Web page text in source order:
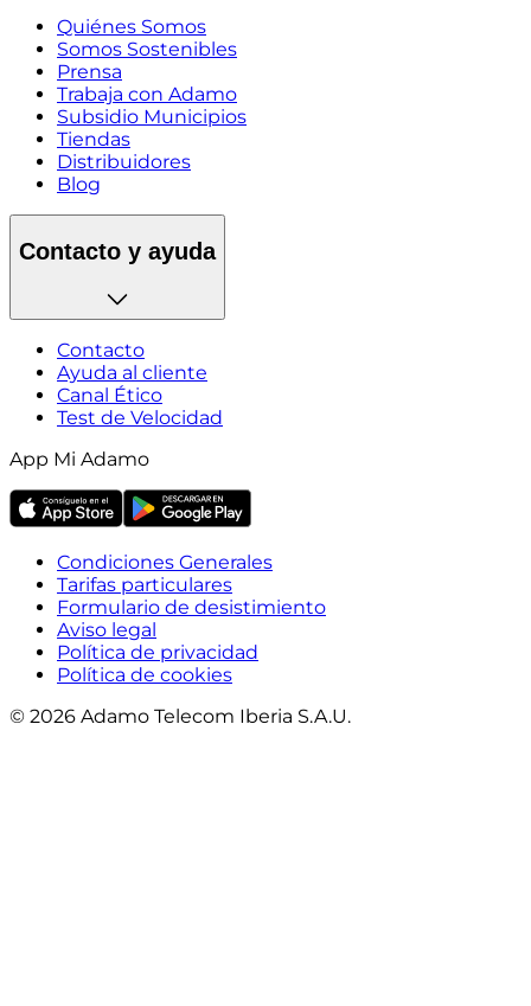
Quiénes Somos
Somos Sostenibles
Prensa
Trabaja con Adamo
Subsidio Municipios
Tiendas
Distribuidores
Blog
Contacto y ayuda
Contacto
Ayuda al cliente
Canal Ético
Test de Velocidad
App Mi Adamo
Condiciones Generales
Tarifas particulares
Formulario de desistimiento
Aviso legal
Política de privacidad
Política de cookies
© 2026 Adamo Telecom Iberia S.A.U.